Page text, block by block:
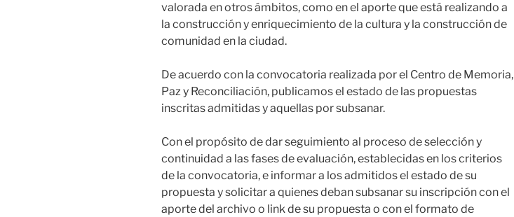
valorada en otros ámbitos, como en el aporte que está realizando a
la construcción y enriquecimiento de la cultura y la construcción de
comunidad en la ciudad.
De acuerdo con la convocatoria realizada por el Centro de Memoria,
Paz y Reconciliación, publicamos el estado de las propuestas
inscritas admitidas y aquellas por subsanar.
Con el propósito de dar seguimiento al proceso de selección y
continuidad a las fases de evaluación, establecidas en los criterios
de la convocatoria, e informar a los admitidos el estado de su
propuesta y solicitar a quienes deban subsanar su inscripción con el
aporte del archivo o link de su propuesta o con el formato de